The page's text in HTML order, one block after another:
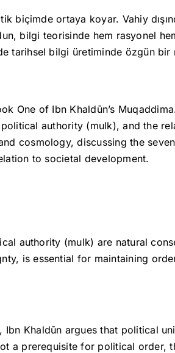
biçimde ortaya koyar. Vahiy
bilgi teorisinde hem rasyonel
tarihsel bilgi üretiminde özgün
One of Ibn Khaldūn’s
authority (mulk), and the
cosmology, discussing the
to societal development.
authority (mulk) are natural
is essential for maintaining
Khaldūn argues that political
a prerequisite for political order,